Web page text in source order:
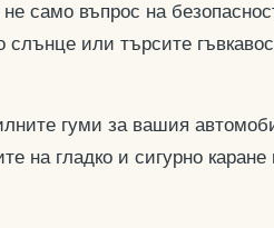
само въпрос на
или търсите
гуми за вашия
на гладко и сигурно